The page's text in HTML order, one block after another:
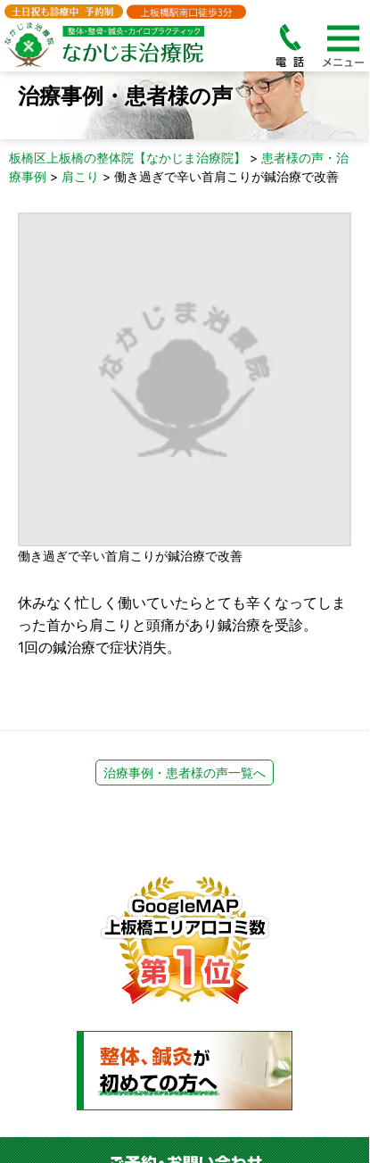
治療事例・患者様の声
板橋区上板橋の整体院【なかじま治療院】 > 患者様の声・治
療事例 > 肩こり > 働き過ぎで辛い首肩こりが鍼治療で改善
働き過ぎで辛い首肩こりが鍼治療で改善
休みなく忙しく働いていたらとても辛くなってしま
った首から肩こりと頭痛があり鍼治療を受診。
1回の鍼治療で症状消失。
治療事例・患者様の声一覧へ